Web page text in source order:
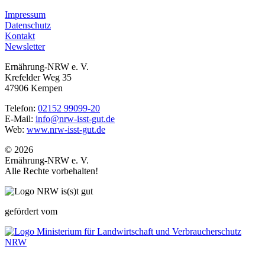
Impressum
Datenschutz
Kontakt
Newsletter
Ernährung-NRW e. V.
Krefelder Weg 35
47906 Kempen
Telefon: 02152 99099-20
E-Mail: info@nrw-isst-gut.de
Web: www.nrw-isst-gut.de
© 2026
Ernährung-NRW e. V.
Alle Rechte vorbehalten!
gefördert vom